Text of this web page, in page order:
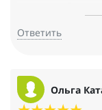
интересные факты
Большая
Ответить
Ольга